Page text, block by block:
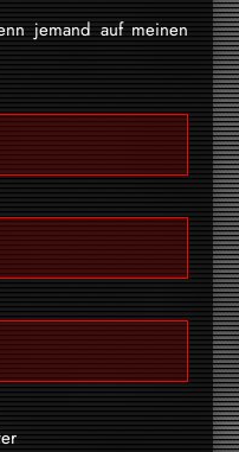
jemand auf meinen